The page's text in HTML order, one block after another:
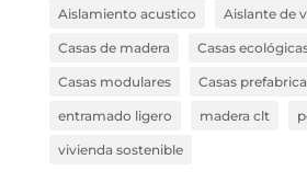
Aislamiento acustico Aislante de
Casas de madera Casas
Casas modulares Casas
entramado ligero madera clt
vivienda sostenible